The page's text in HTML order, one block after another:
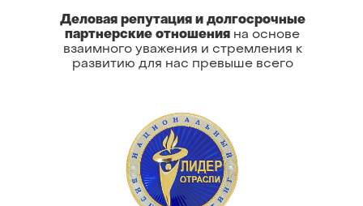
Деловая репутация и долгосрочные
партнерские отношения на основе
взаимного уважения и стремления к
развитию для нас превыше всего